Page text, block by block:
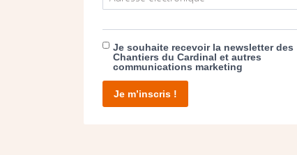
DON
D’AGIR
Je souhaite recevoir la newsletter des
Chantiers du Cardinal et autres
communications marketing
Je m’inscris !